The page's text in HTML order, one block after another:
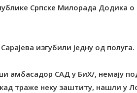
Српске Милорада Додика
изгубили једну од полуга.
амбасадор САД у БиХ/, немају
кад траже неку заштиту, нашли